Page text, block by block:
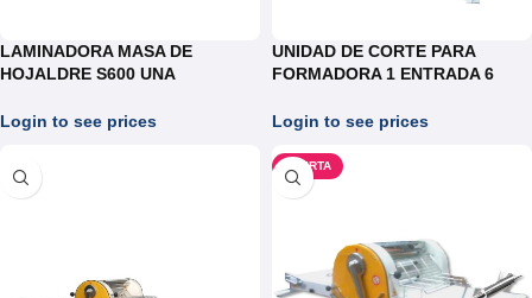
LAMINADORA MASA DE
HOJALDRE S600 UNA
Login to see prices
UNIDAD DE CORTE PARA
FORMADORA 1 ENTRADA 6
Login to see prices
OFERTA